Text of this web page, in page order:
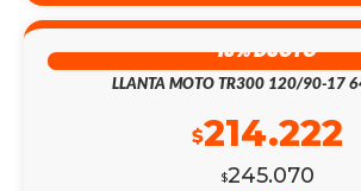
13% DSCTO
LLANTA MOTO TR300 120/90-17
$245.070
$214.222